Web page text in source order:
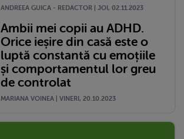
ANDREEA GUICA - REDACTOR | JOI, 02.11.2023
Ambii mei copii au ADHD.
Orice ieșire din casă este o
luptă constantă cu emoțiile
și comportamentul lor greu
de controlat
MARIANA VOINEA | VINERI, 20.10.2023